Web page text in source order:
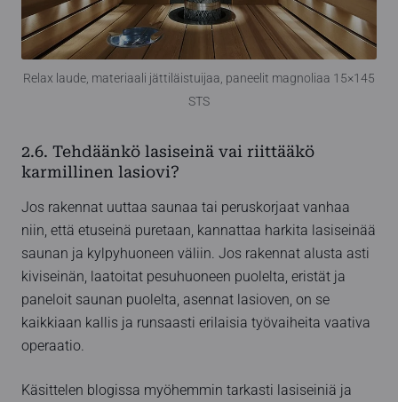
Relax laude, materiaali jättiläistuijaa, paneelit magnoliaa 15×145
STS
2.6. Tehdäänkö lasiseinä vai riittääkö
karmillinen lasiovi?
Jos rakennat uuttaa saunaa tai peruskorjaat vanhaa
niin, että etuseinä puretaan, kannattaa harkita lasiseinää
saunan ja kylpyhuoneen väliin. Jos rakennat alusta asti
kiviseinän, laatoitat pesuhuoneen puolelta, eristät ja
paneloit saunan puolelta, asennat lasioven, on se
kaikkiaan kallis ja runsaasti erilaisia työvaiheita vaativa
operaatio.
Käsittelen blogissa myöhemmin tarkasti lasiseiniä ja